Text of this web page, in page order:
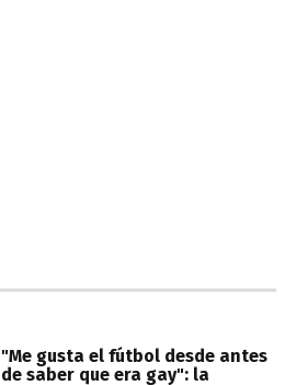
"Me gusta el fútbol desde antes
de saber que era gay": la